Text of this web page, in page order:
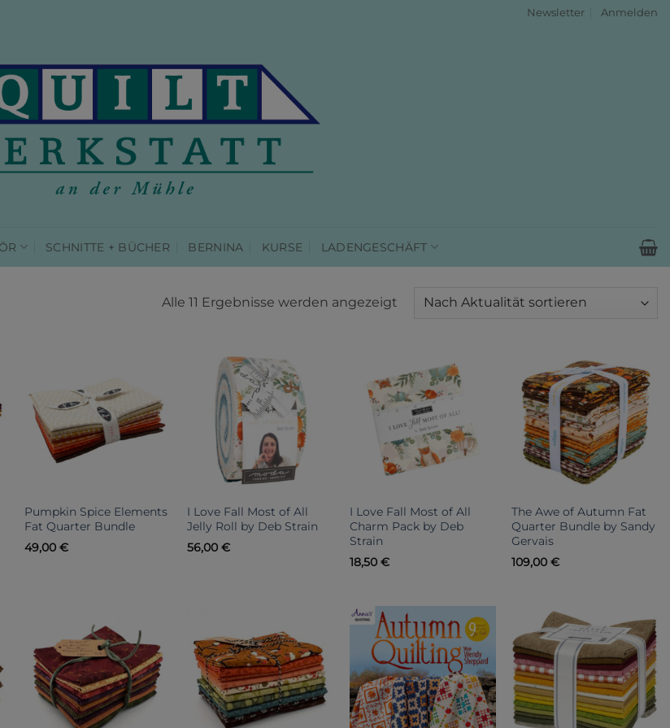
Newsletter Anmelden
SCHNITTE + BÜCHER BERNINA KURSE LADENGESCHÄFT
Alle 11 Ergebnisse werden angezeigt Nach
Pumpkin Spice Elements
Fat Quarter Bundle
49,00€
I Love Fall Most of All
Jelly Roll by Deb Strain
56,00 €
I Love Fall Most of All
Charm Pack by Deb
Strain
18,50 €
The Awe of Autumn Fat
Quarter Bundle by Sandy
Gervais
109,00€